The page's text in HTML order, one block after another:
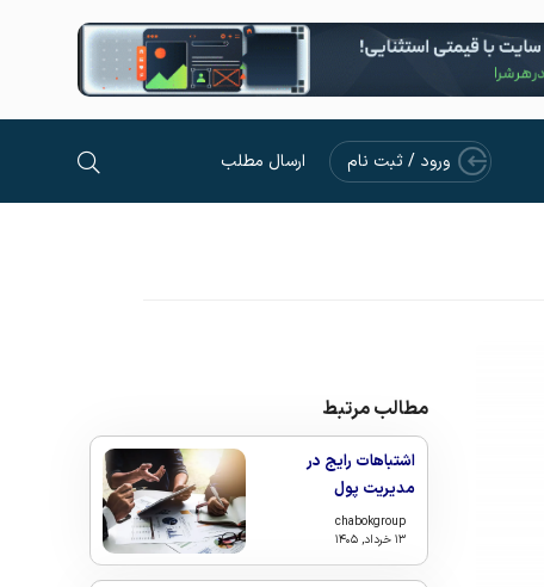
ورود / ثبت نام ارسال مطلب
مطالب مرتبط
اشتباهات رایج در
مدیریت پول
chabokgroup
۱۳ خرداد, ۱۴۰۵